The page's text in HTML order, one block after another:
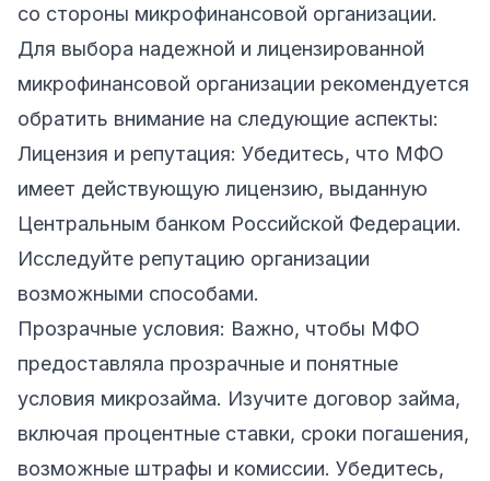
со стороны микрофинансовой организации.
Для выбора надежной и лицензированной
микрофинансовой организации рекомендуется
обратить внимание на следующие аспекты:
Лицензия и репутация: Убедитесь, что МФО
имеет действующую лицензию, выданную
Центральным банком Российской Федерации.
Исследуйте репутацию организации
возможными способами.
Прозрачные условия: Важно, чтобы МФО
предоставляла прозрачные и понятные
условия микрозайма. Изучите договор займа,
включая процентные ставки, сроки погашения,
возможные штрафы и комиссии. Убедитесь,